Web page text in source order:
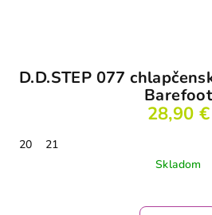
D.D.STEP 077
Barefoot
28,90 €
20
21
Skladom